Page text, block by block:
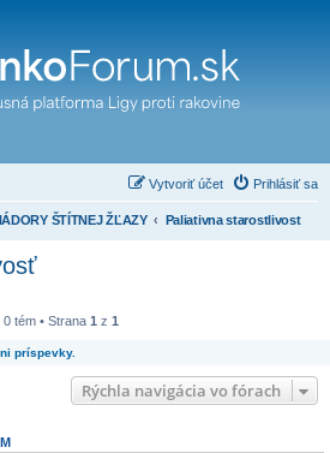
Prihlásiť sa
Vytvoriť účet
ŠTÍTNEJ ŽĽAZY Paliativna starostlivosť
0 tém • Strana 1 z 1
príspevky.
Rýchla navigácia vo fórach